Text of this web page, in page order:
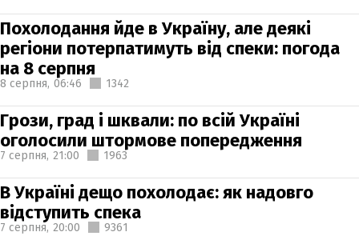
Похолодання йде в Україну, але деякі
регіони потерпатимуть від спеки: погода
на 8 серпня
8 серпня, 06:46 1342
Грози, град і шквали: по всій Україні
оголосили штормове попередження
7 серпня, 21:00 1963
В Україні дещо похолодає: як надовго
відступить спека
7 серпня, 20:00 9361